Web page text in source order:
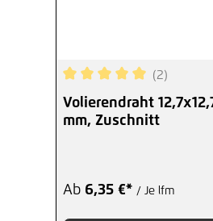
Durchschnittliche
(2)
Volierendraht
mm, Zuschnitt
Ab 6,35 €* / Je lfm